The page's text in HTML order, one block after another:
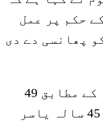
حکم پر عمل
افراد کو پھانسی دے دی
مصر کی وزارت داخلہ کے مطابق 49
سالہ یاسر عباسری، 45 سالہ یاسر